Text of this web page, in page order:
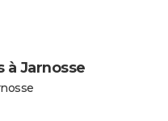
à Jarnosse